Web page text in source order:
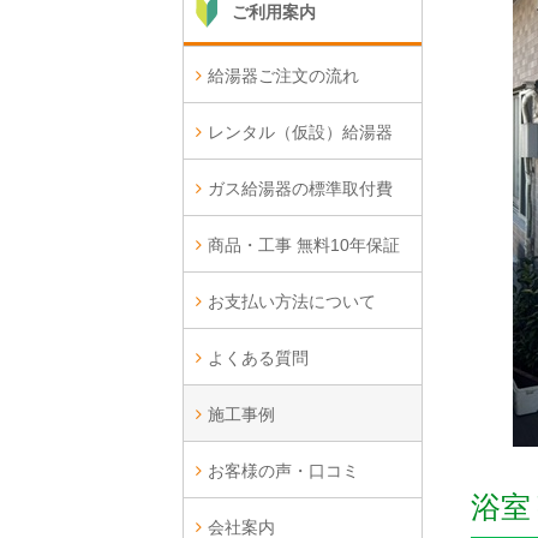
浴
ご利用案内
給湯器ご注文の流れ
レンタル（仮設）給湯器
ガス給湯器の標準取付費
商品・工事 無料10年保証
お支払い方法について
よくある質問
施工事例
お客様の声・口コミ
会社案内